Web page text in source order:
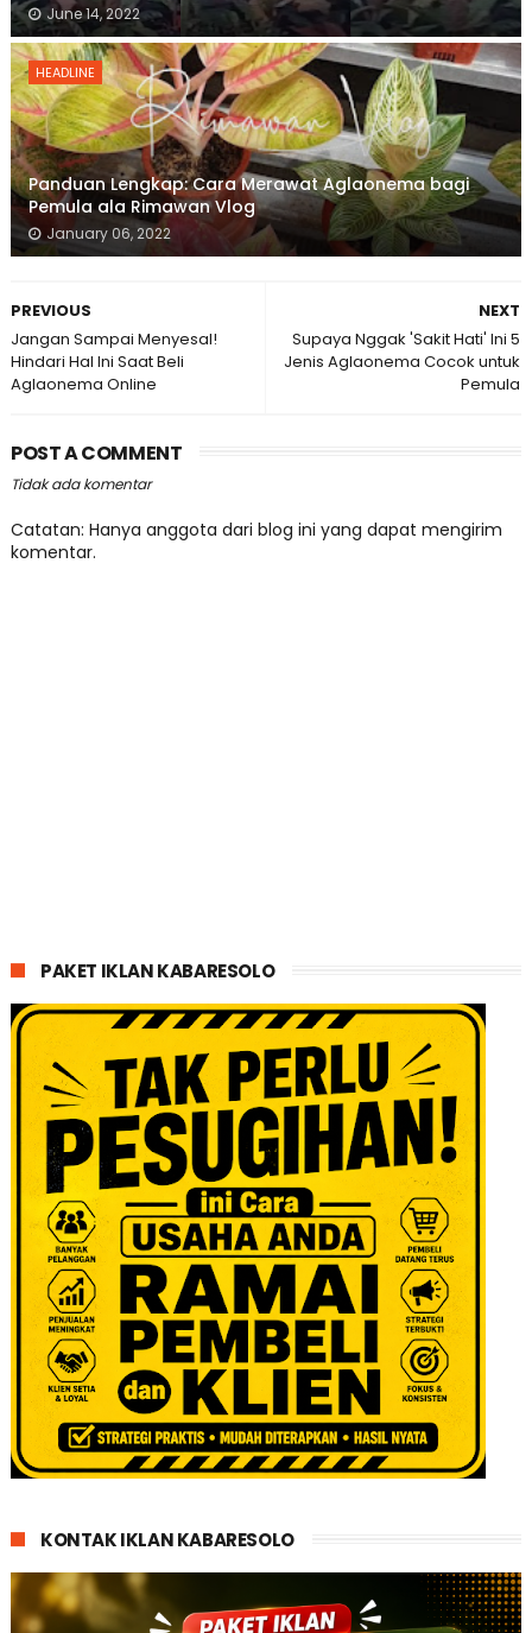
June 14, 2022
HEADLINE
Panduan Lengkap: Cara Merawat Aglaonema bagi
Pemula ala Rimawan Vlog
January 06, 2022
NEXT
Supaya Nggak 'Sakit Hati' Ini 5
Jenis Aglaonema Cocok untuk
Pemula
PREVIOUS
Jangan Sampai Menyesal!
Hindari Hal Ini Saat Beli
Aglaonema Online
POST A COMMENT
Tidak ada komentar
Catatan: Hanya anggota dari blog ini yang dapat mengirim
komentar.
PAKET IKLAN KABARESOLO
KONTAK IKLAN KABARESOLO